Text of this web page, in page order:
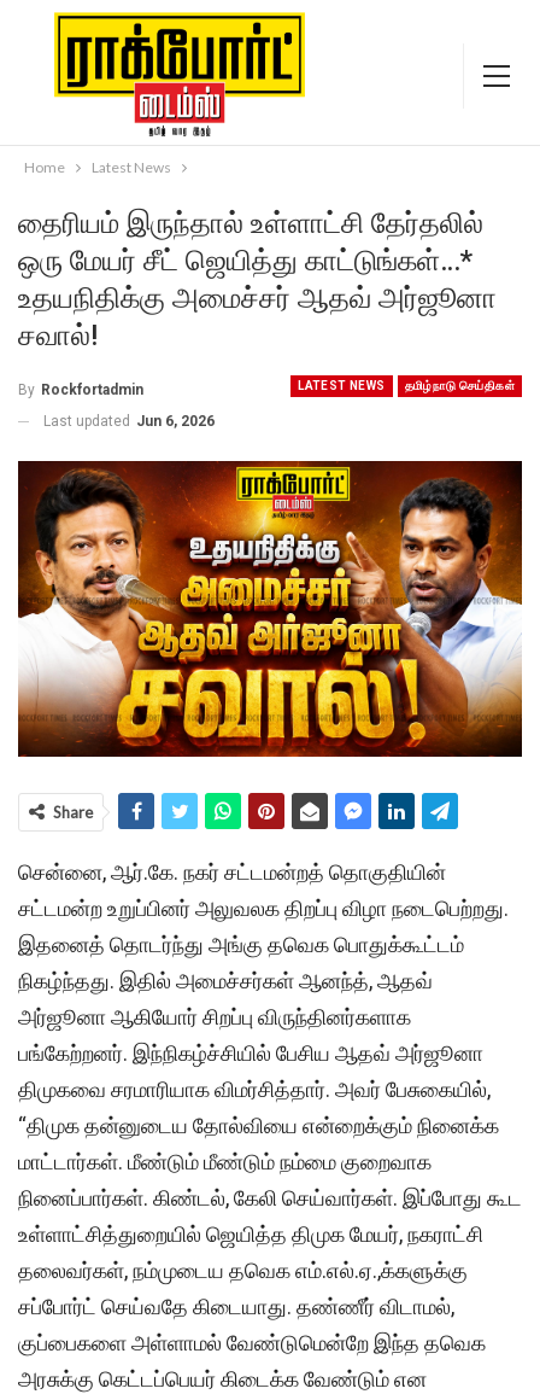
Home Latest News
தைரியம் இருந்தால் உள்ளாட்சி தேர்தலில்
ஒரு மேயர் சீட் ஜெயித்து காட்டுங்கள்…*
உதயநிதிக்கு அமைச்சர் ஆதவ் அர்ஜூனா
சவால்!
LATEST NEWS தமிழ்நாடு செய்திகள்
By Rockfortadmin
Last updated Jun 6, 2026
Share
சென்னை, ஆர்.கே. நகர் சட்டமன்றத் தொகுதியின்
சட்டமன்ற உறுப்பினர் அலுவலக திறப்பு விழா நடைபெற்றது.
இதனைத் தொடர்ந்து அங்கு தவெக பொதுக்கூட்டம்
நிகழ்ந்தது. இதில் அமைச்சர்கள் ஆனந்த், ஆதவ்
அர்ஜூனா ஆகியோர் சிறப்பு விருந்தினர்களாக
பங்கேற்றனர். இந்நிகழ்ச்சியில் பேசிய ஆதவ் அர்ஜூனா
திமுகவை சரமாரியாக விமர்சித்தார். அவர் பேசுகையில்,
“திமுக தன்னுடைய தோல்வியை என்றைக்கும் நினைக்க
மாட்டார்கள். மீண்டும் மீண்டும் நம்மை குறைவாக
நினைப்பார்கள். கிண்டல், கேலி செய்வார்கள். இப்போது கூட
உள்ளாட்சித்துறையில் ஜெயித்த திமுக மேயர், நகராட்சி
தலைவர்கள், நம்முடைய தவெக எம்.எல்.ஏ.,க்களுக்கு
சப்போர்ட் செய்வதே கிடையாது. தண்ணீர் விடாமல்,
குப்பைகளை அள்ளாமல் வேண்டுமென்றே இந்த தவெக
அரசுக்கு கெட்டப்பெயர் கிடைக்க வேண்டும் என